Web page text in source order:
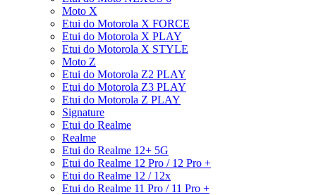
Moto X
Etui do Motorola X FORCE
Etui do Motorola X PLAY
Etui do Motorola X STYLE
Moto Z
Etui do Motorola Z2 PLAY
Etui do Motorola Z3 PLAY
Etui do Motorola Z PLAY
Signature
Etui do Realme
Realme
Etui do Realme 12+ 5G
Etui do Realme 12 Pro / 12 Pro +
Etui do Realme 12 / 12x
Etui do Realme 11 Pro / 11 Pro +